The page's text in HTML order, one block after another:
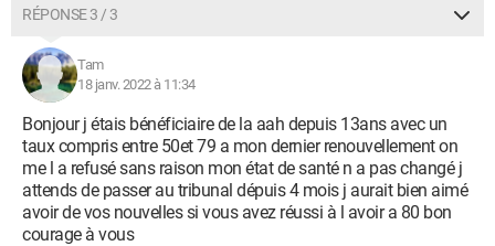
RÉPONSE 3 / 3
Tam
18 janv. 2022 à 11:34
Bonjour j étais bénéficiaire de la aah depuis 13ans avec un
taux compris entre 50et 79 a mon dernier renouvellement on
me l a refusé sans raison mon état de santé n a pas changé j
attends de passer au tribunal dépuis 4 mois j aurait bien aimé
avoir de vos nouvelles si vous avez réussi à l avoir a 80 bon
courage à vous